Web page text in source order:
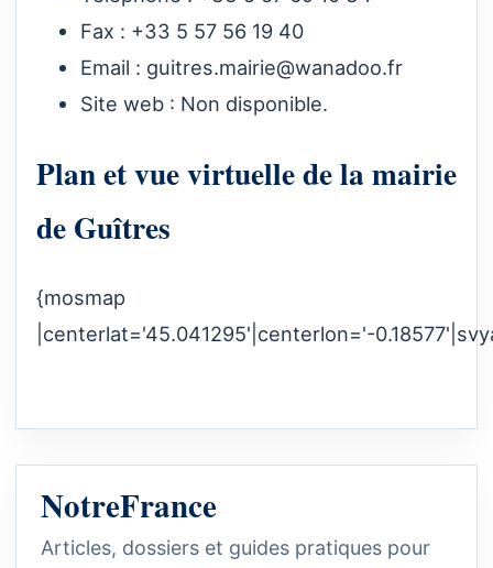
Fax : +33 5 57 56 19 40
Email : guitres.mairie@wanadoo.fr
Site web : Non disponible.
Plan et vue virtuelle de la mairie
de Guîtres
{mosmap
|centerlat='45.041295'|centerlon='-
NotreFrance
Articles, dossiers et guides pratiques pour